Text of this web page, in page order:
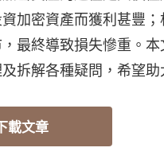
加密資產而獲利甚豐
最終導致損失慘重。
拆解各種疑問，希望助
載文章